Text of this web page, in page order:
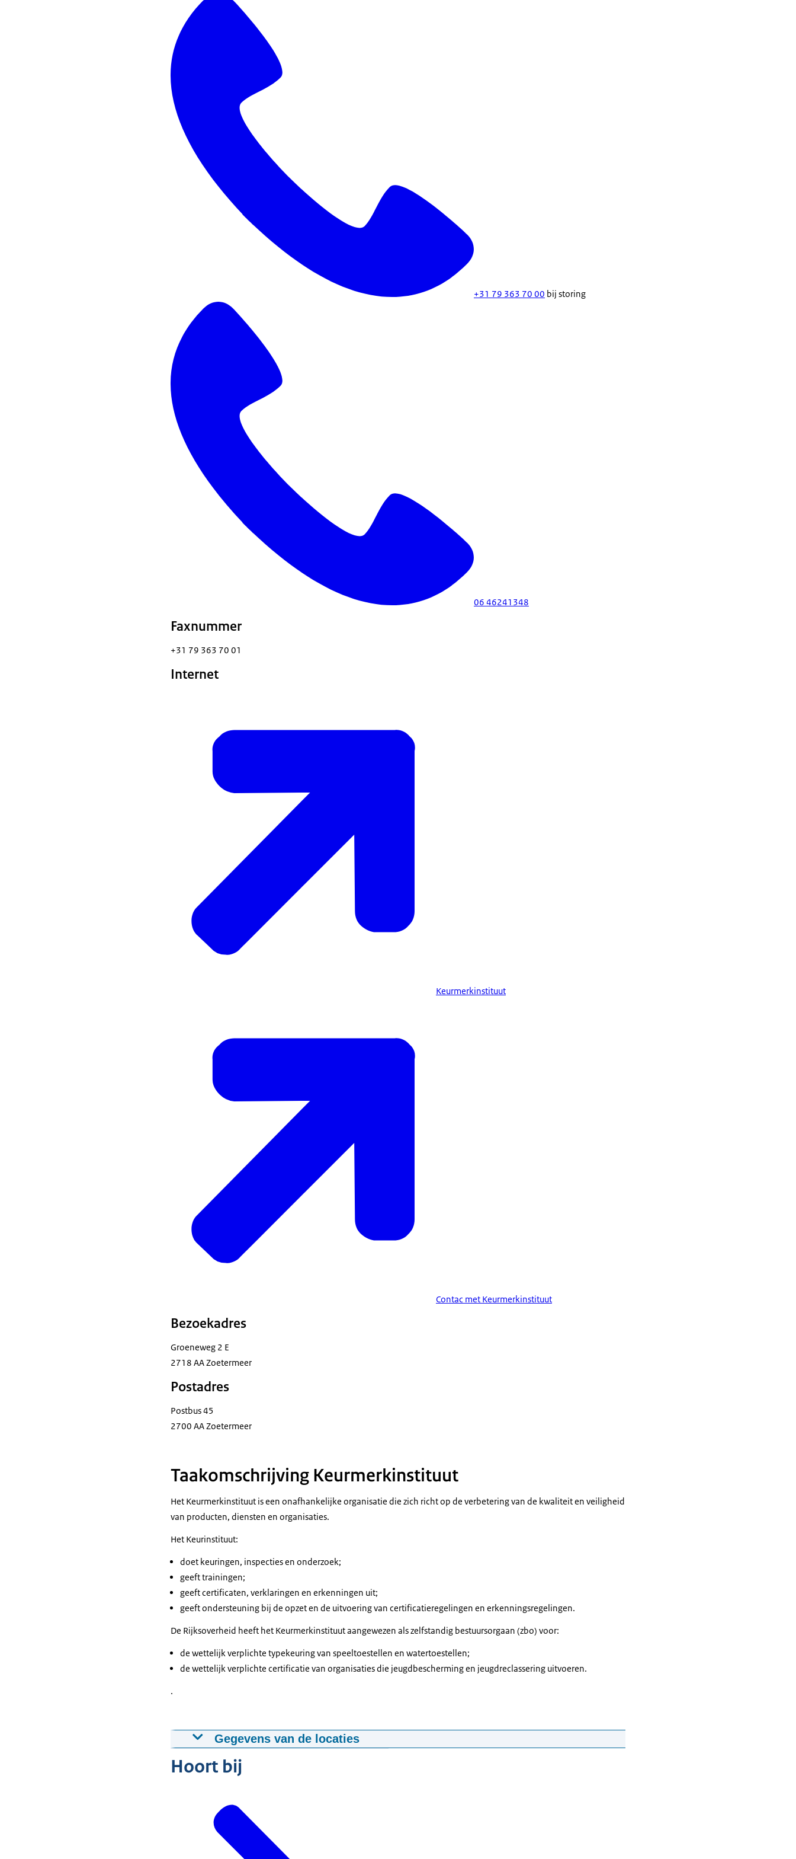
+31 79 363 70 00 bij storing
06 46241348
Faxnummer
+31 79 363 70 01
Internet
Keurmerkinstituut
Contac met Keurmerkinstituut
Bezoekadres
Groeneweg 2 E
2718 AA Zoetermeer
Postadres
Postbus 45
2700 AA Zoetermeer
Taakomschrijving Keurmerkinstituut
Het Keurmerkinstituut is een onafhankelijke organisatie die zich richt op de verbetering van de kwaliteit en veiligheid
van producten, diensten en organisaties.
Het Keurinstituut:
doet keuringen, inspecties en onderzoek;
geeft trainingen;
geeft certificaten, verklaringen en erkenningen uit;
geeft ondersteuning bij de opzet en de uitvoering van certificatieregelingen en erkenningsregelingen.
De Rijksoverheid heeft het Keurmerkinstituut aangewezen als zelfstandig bestuursorgaan (zbo) voor:
de wettelijk verplichte typekeuring van speeltoestellen en watertoestellen;
de wettelijk verplichte certificatie van organisaties die jeugdbescherming en jeugdreclassering uitvoeren.
.
Gegevens van de locaties
Hoort bij